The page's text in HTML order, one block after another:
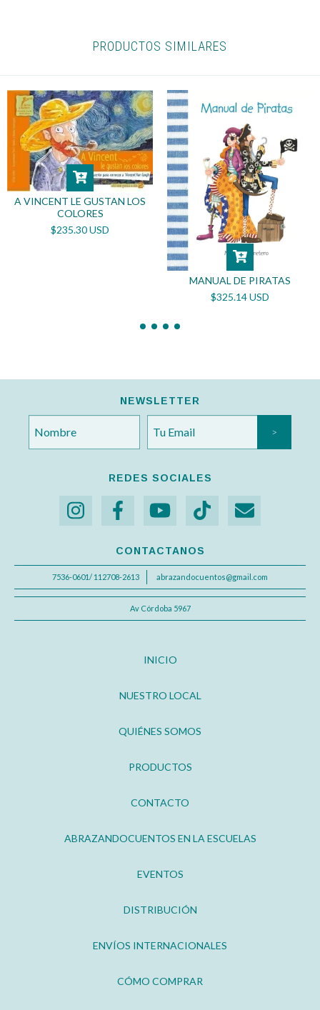
PRODUCTOS SIMILARES
A VINCENT LE GUSTAN LOS
COLORES
$235.30 USD
MANUAL DE PIRATAS
$325.14 USD
NEWSLETTER
REDES SOCIALES
CONTACTANOS
7536-0601/ 112708-2613 abrazandocuentos@gmail.com
Av Córdoba 5967
INICIO
NUESTRO LOCAL
QUIÉNES SOMOS
PRODUCTOS
CONTACTO
ABRAZANDOCUENTOS EN LA ESCUELAS
EVENTOS
DISTRIBUCIÓN
ENVÍOS INTERNACIONALES
CÓMO COMPRAR